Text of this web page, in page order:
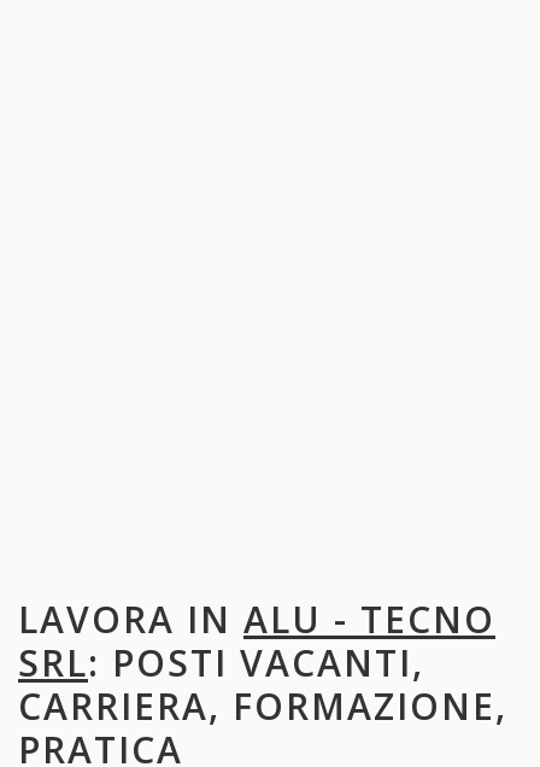
LAVORA IN ALU - TECNO
SRL: POSTI VACANTI,
CARRIERA, FORMAZIONE,
PRATICA